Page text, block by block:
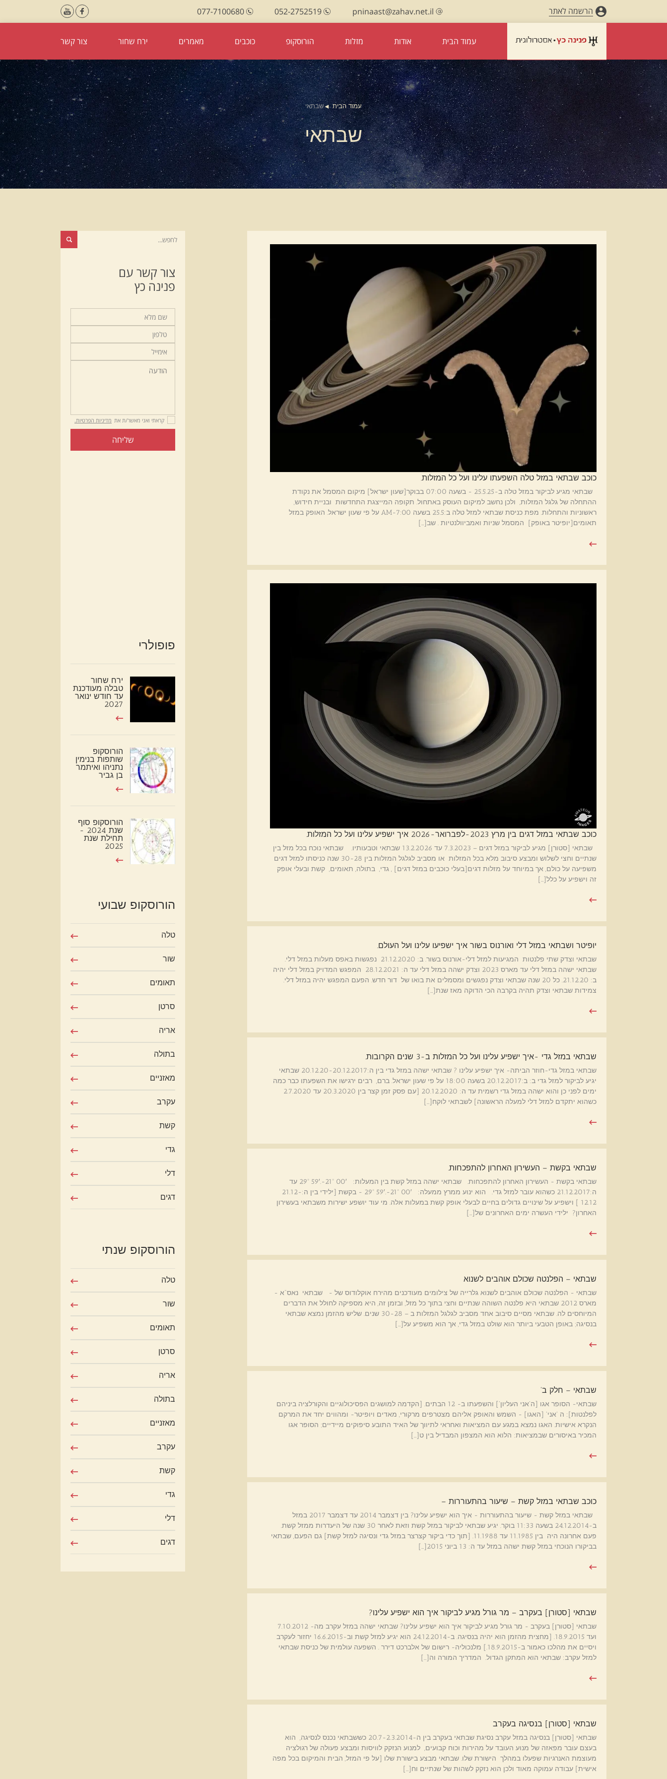
הרשמה לאתר pninaast@zahav.net.il
052-2752519
077-7100680
עמוד הבית אודות מזלות הורוסקופ כוכבים מאמרים ירח שחור צור קשר
עמוד הבית שבתאי
שבתאי
כוכב שבתאי במזל טלה השפעתו עלינו ועל כל המזלות.
שבתאי מגיע לביקור במזל טלה ב-25.5.25 - בשעה 07:00 בבוקר[שעון ישראל] מיקום המסמל את נקודת
ההתחלה של גלגל המזלות, ולכן נחשב למיקום העוסק באתחול. תקופה המייצגת התחדשות ובניית חידוש,
ראשוניות והתחלות. מפת כניסת שבתאי למזל טלה ב:25.5 בשעה AM-7:00 על פי שעון ישראל. האופק במזל
תאומים[יופיטר באופק] המסמל שניות ואמביוולנטיות . שב[…]
כוכב שבתאי במזל דגים בין מרץ 2023-לפברואר-2026 איך ישפיע עלינו ועל כל המזלות.
שבתאי [סטורן] מגיע לביקור במזל דגים – 7.3.2023 עד 13.2.2026 שבתאי וטבעותיו. שבתאי נוכח בכל מזל בין
שנתיים וחצי לשלוש ומבצע סיבוב מלא בכל המזלות או מסביב לגלגל המזלות בין 30-28 שנה כניסתו למזל דגים
משפיעה על כולם, אך במיוחד על מזלות דגים[בעלי כוכבים במזל דגים] , גדי, בתולה, תאומים, קשת ובעלי אופק
זה וישפיע על כלל[…]
יופיטר ושבתאי במזל דלי ואורנוס בשור איך ישפיעו עלינו ועל העולם.
שבתאי וצדק שתי פלנטות המגיעות למזל דלי-אורנוס בשור. ב: 21.12.2020 נפגשות באפס מעלות במזל דלי.
שבתאי ישהה במזל דלי עד מארס 2023 וצדק ישהה במזל דלי עד ה: 28.12.2021 המפגש המדויק במזל דלי יהיה
ב: 21.12.20. כל 20 שנה שבתאי וצדק נפגשים ומסמלים את בואו של דור חדש. הפעם המפגש יהיה במזל דלי.
צמידות שבתאי וצדק תהיה בקרבה הכי הדוקה מאז שנת[…]
שבתאי במזל גדי -איך ישפיע עלינו ועל כל המזלות ב-3 שנים הקרובות.
שבתאי במזל גדי-חוזר הביתה- איך ישפיע עלינו ? שבתאי ישהה במזל גדי בין ה:20.12.20-20.12.2017 שבתאי
יגיע לביקור למזל גדי ב: ב:20.12.2017 בשעה 18:00 על פי שעון ישראל. ברם, רבים ירגישו את השפעתו כבר כמה
ימים לפני כן והוא ישהה במזל גדי רשמית עד ה: 20.12.2020 [עם פסק זמן קצר בין 20.3.2020 עד 2.7.2020
כשהוא יתקדם למזל דלי למעלה הראשונה] לשבתאי לוקח[…]
שבתאי בקשת – העשירון האחרון להתפכחות.
שבתאי בקשת - העשירון האחרון להתפכחות. שבתאי ישהה במזל קשת בין המעלות: 29º 59′.-21º 00′ עד
ה:21.12.2017 כשהוא עובר למזל גדי. הוא ינוע ממרץ ממעלה: 29º 59′.-21º 00′ - בקשת [ילידי בין ה:21.12-
12.12 ] וישפיע על שינויים גדולים בחיים לבעלי אופק קשת במעלות אלה. מי עוד יושפע ישירות משבתאי בעשירון
האחרון? ילידי העשרה ימים האחרונים של[…]
שבתאי – הפלנטה שכולם אוהבים לשנוא
שבתאי - הפלנטה שכולם אוהבים לשנוא גלרייה של צילומים מעודכנים מהירח אוקלודוס של - שבתאי נאס"א -
מארס 2012 שבתאי היא פלנטה השוהה שנתיים וחצי בתוך כל מזל, ובזמן זה, היא מספיקה לחולל את הדברים
המיוחסים לה. שבתאי מסיים סיבוב אחד מסביב לגלגל המזלות ב – 30-28 שנים. שליש מהזמן נמצא שבתאי
בנסיגה; באופן הטבעי ביותר הוא שולט במזל גדי, אך הוא משפיע על[…]
שבתאי – חלק ב'
שבתאי- הסופר אגו [ה'אני העליון'] והשפעתו ב- 12 הבתים. [הקדמה למושגים הפסיכולוגיים והקורלציה ביניהם
לפלנטות]: ה 'אני' [האגו] - השמש והאופק אליהם מצטרפים מרקורי, מאדים ויופיטר- ומהווים יחד את המרקם
הנקרא אישיות. האגו נמצא במגע עם המציאות ואחראי לתיווך של האיד התובע סיפוקים מיידיים; הסופר אגו
המכיר באיסורים שבמציאות: הלוא הוא המצפון המבדיל בין ט[…]
כוכב שבתאי במזל קשת – שיעור בהתעוררות –
שבתאי במזל קשת - שיעור בהתעוררות - איך הוא ישפיע עלינו? בין דצמבר 2014 עד דצמבר 2017 במזל
ב-24.12.2014 בשעה 11:33 בוקר. יגיע שבתאי לביקור במזל קשת וזאת לאחר 30 שנה של היעדרות ממזל קשת.
פעם אחרונה היה בין 11.1985 עד 11.1988. [תוך כדי ביקור קצרצר במזל גדי ונסיגה למזל קשת] גם הפעם, שבתאי
בביקורו הנוכחי במזל קשת ישהה במזל עד ה: 13 ביוני 2015[…]
שבתאי [סטורן] בעקרב – מר גורל מגיע לביקור איך הוא ישפיע עלינו?
שבתאי [סטורן] בעקרב - מר גורל מגיע לביקור איך הוא ישפיע עלינו? שבתאי ישהה במזל עקרב מה- 7.10.2012
ועד 18.9.2015. [מחצית מהזמן הוא יהיה בנסיגה. ב-24.12.2014 הוא יגיע למזל קשת וב-16.6.2015 יחזור לעקרב
ויסיים את מהלכו כאמור ב-18.9.2015.] מלנכוליה- רישום של אלברכט דירר . השפעה עולמית של כניסת שבתאי
למזל עקרב: שבתאי הוא המתקן הגדול. המדריך המורה וה[…]
שבתאי [סטורן] בנסיגה בעקרב
שבתאי [סטורן] בנסיגה במזל עקרב נסיגת שבתאי בעקרב בין ה-20.7-2.3.2014 כששבתאי נכנס לנסיגה, הוא
בעצם עובר מפאזה של מנוע העובד על מהירות וכוח קבועים, למנוע הנזקק לוויסות ומבצע פעולה של רגולציה
מעוצמת האנרגיות שפעלו במהלך הישורת שלו. שבתאי מבצע בישורת שלו [על פי המזל, הבית והמיקום בכל מפה
אישית] עבודה עמוקה מאוד ולכן הוא נזקק לשהות של שנתיים וח[…]
צור קשר עם
פנינה כץ
קראתי ואני מאשר/ת את מדיניות הפרטיות.
שליחה
פופולרי
ירח שחור
טבלה מעודכנת
עד חודש ינואר
2027
הורוסקופ
שותפות בנימין
נתניהו ואיתמר
בן גביר
הורוסקופ סוף
שנת 2024 -
תחילת שנת
2025
הורוסקופ שבועי
טלה
שור
תאומים
סרטן
אריה
בתולה
מאזניים
עקרב
קשת
גדי
דלי
דגים
הורוסקופ שנתי
טלה
שור
תאומים
סרטן
אריה
בתולה
מאזניים
עקרב
קשת
גדי
דלי
דגים